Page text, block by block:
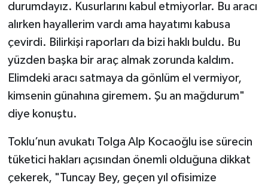
durumdayız. Kusurlarını kabul etmiyorlar. Bu aracı
alırken hayallerim vardı ama hayatımı kabusa
çevirdi. Bilirkişi raporları da bizi haklı buldu. Bu
yüzden başka bir araç almak zorunda kaldım.
Elimdeki aracı satmaya da gönlüm el vermiyor,
kimsenin günahına giremem. Şu an mağdurum"
diye konuştu.
Toklu’nun avukatı Tolga Alp Kocaoğlu ise sürecin
tüketici hakları açısından önemli olduğuna dikkat
çekerek, "Tuncay Bey, geçen yıl ofisimize